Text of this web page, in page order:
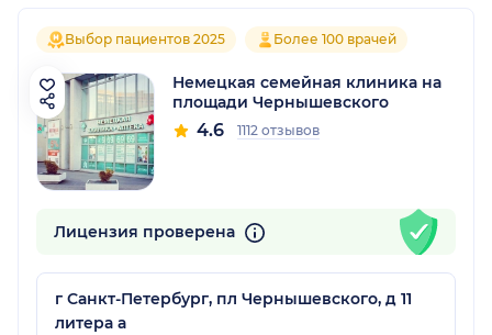
Выбор пациентов 2025 Более 100 врачей
Немецкая семейная клиника на
площади Чернышевского
4.6 1112 отзывов
Лицензия проверена
г Санкт-Петербург, пл Чернышевского, д 11
литера а